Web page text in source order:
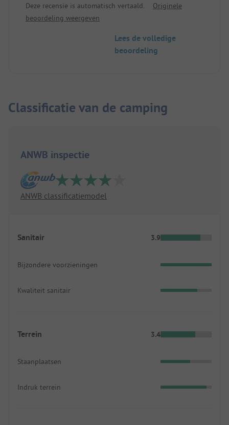
Deze recensie is automatisch vertaald.
Originele
beoordeling weergeven
Lees de volledige
beoordeling
Classificatie van de camping
ANWB inspectie
ANWB classificatiemodel
Sanitair 3.9
Bijzondere voorzieningen
Kwaliteit sanitair
Terrein 3.4
Staanplaatsen
Indruk terrein